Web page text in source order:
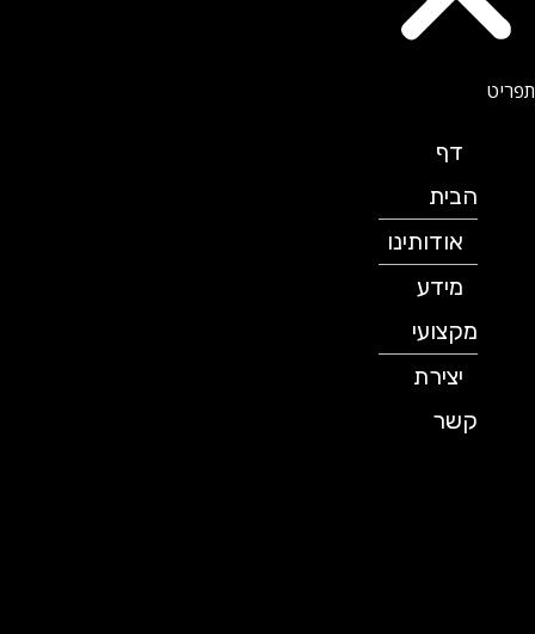
הבית
אודותינו
מידע
מקצועי
יצירת
קשר